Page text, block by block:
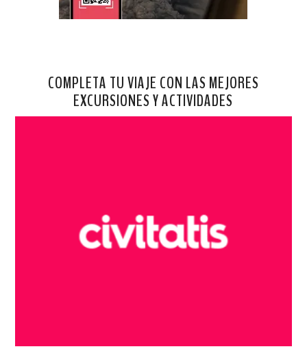
COMPLETA TU VIAJE CON LAS MEJORES
EXCURSIONES Y ACTIVIDADES